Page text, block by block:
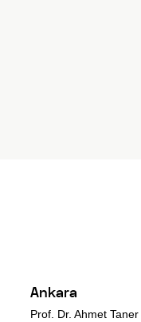
Ankara
Prof. Dr. Ahmet Taner